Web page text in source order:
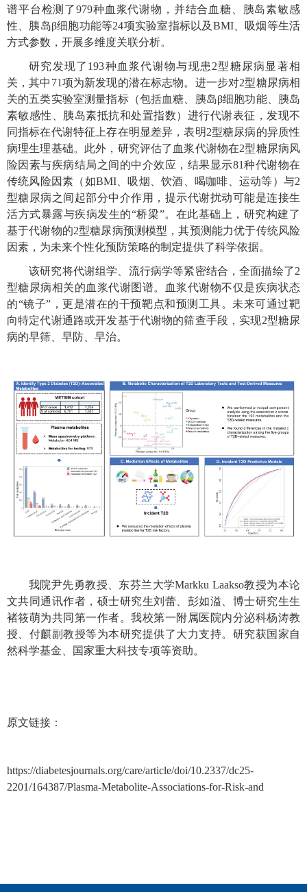
谱平台检测了979种血浆代谢物，并结合血糖、胰岛素敏感
性、胰岛β细胞功能等24项实验室指标以及 BMI、吸烟等生活
方式参数，开展多维度关联分析。
研究发现了 193种血浆代谢物与现患 2型糖尿病显著相
关，其中 71项为新发现的潜在标志物。进一步对2型糖尿病相
关的五类实验室测量指标（包括血糖、胰岛β细胞功能、胰岛
素敏感性、胰岛素抵抗和处置指数）进行代谢表征，发现不
同指标在代谢特征上存在明显差异，表明2型糖尿病的异质性
病理生理基础。此外，研究评估了血浆代谢物在2型糖尿病风
险因素与疾病结局之间的中介效应，结果显示81种代谢物在
传统风险因素（如BMI、吸烟、饮酒、喝咖啡、运动等）与2
型糖尿病之间起部分中介作用，提示代谢扰动可能是连接生
活方式暴露与疾病发生的“桥梁”。在此基础上，研究构建了
基于代谢物的2型糖尿病预测模型，其预测能力优于传统风险
因素，为未来个性化预防策略的制定提供了科学依据。
该研究将代谢组学、流行病学等紧密结合，全面描绘了2
型糖尿病相关的血浆代谢图谱。血浆代谢物不仅是疾病状态
的“镜子” ，更是潜在的干预靶点和预测工具。未来可通过靶
向特定代谢通路或开发基于代谢物的筛查手段，实现2型糖尿
病的早筛、早防、早治。
我院尹先勇教授、东芬兰大学Markku Laakso教授为本论
文共同通讯作者，硕士研究生刘蕾、彭如溢、博士研究生生
褚筱萌为共同第一作者。我校第一附属医院内分泌科杨涛教
授、付麒副教授等为本研究提供了大力支持。研究获国家自
然科学基金、国家重大科技专项等资助。
原文链接：
https://diabetesjournals.org/care/article/doi/10.2337/dc25-
2201/164387/Plasma-Metabolite-Associations-for-Risk-and